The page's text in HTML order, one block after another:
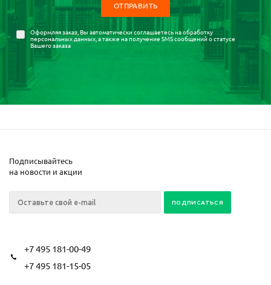
Оформляя заказ, Вы автоматически соглашаетесь наобработку
персональных данных, а также на получение SMS сообщений о статусе
Вашего заказа
Подписывайтесь
на новости и акции
+7 495 181-00-49
+7 495 181-15-05